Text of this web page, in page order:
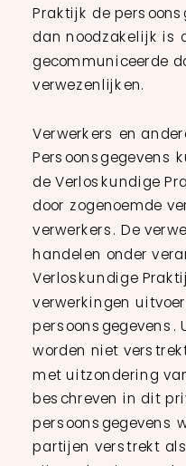
Praktijk de
dan noodzakelijk is
gecommuniceerde
verwezenlijken.
Verwerkers en
Persoonsgegevens
de Verloskundige
door zogenoemde
verwerkers. De
handelen onder
Verloskundige
verwerkingen
persoonsgegevens.
worden niet
met uitzondering
beschreven in dit
persoonsgegevens
partijen verstrekt